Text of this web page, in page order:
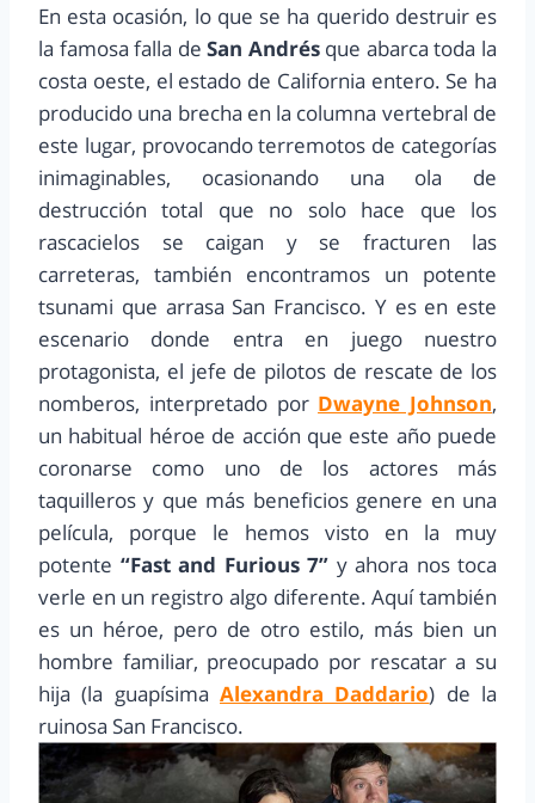
En esta ocasión, lo que se ha querido destruir es
la famosa falla de San Andrés que abarca toda la
costa oeste, el estado de California entero. Se ha
producido una brecha en la columna vertebral de
este lugar, provocando terremotos de categorías
inimaginables, ocasionando una ola de
destrucción total que no solo hace que los
rascacielos se caigan y se fracturen las
carreteras, también encontramos un potente
tsunami que arrasa San Francisco. Y es en este
escenario donde entra en juego nuestro
protagonista, el jefe de pilotos de rescate de los
nomberos, interpretado por Dwayne Johnson,
un habitual héroe de acción que este año puede
coronarse como uno de los actores más
taquilleros y que más beneficios genere en una
película, porque le hemos visto en la muy
potente “Fast and Furious 7” y ahora nos toca
verle en un registro algo diferente. Aquí también
es un héroe, pero de otro estilo, más bien un
hombre familiar, preocupado por rescatar a su
hija (la guapísima Alexandra Daddario) de la
ruinosa San Francisco.